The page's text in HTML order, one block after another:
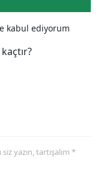
kabul ediyorum
yazın, tartışalım *